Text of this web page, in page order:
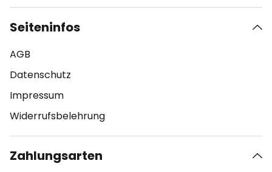
Seiteninfos
AGB
Datenschutz
Impressum
Widerrufsbelehrung
Zahlungsarten